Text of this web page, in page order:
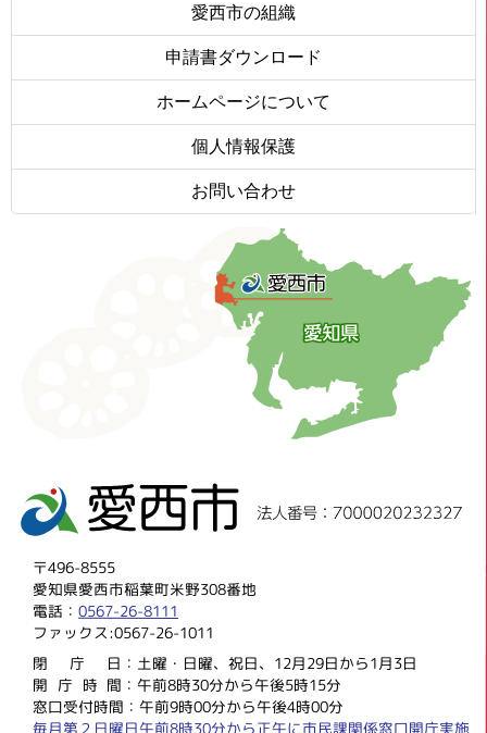
愛西市の組織
申請書ダウンロード
ホームページについて
個人情報保護
お問い合わせ
〒496-8555
愛知県愛西市稲葉町米野308番地
電話：0567-26-8111
ファックス:0567-26-1011
閉庁 日：土曜・日曜、祝日、12月29日から1月3日
開庁時 間：午前8時30分から午後5時15分
窓口受付時間：午前9時00分から午後4時00分
毎月第２日曜日午前8時30分から正午に市民課関係窓口開庁実施